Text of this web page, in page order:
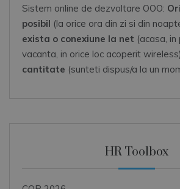
Sistem online de dezvoltare OOO:
posibil (la orice ora din zi si din
exista o conexiune la net (acasa, in
vacanta, in orice loc acoperit
cantitate (sunteti dispus/a la un
HR Toolbox